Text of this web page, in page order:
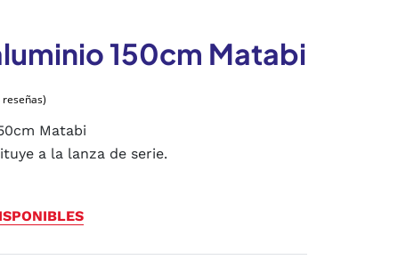
150cm Matabi
4.8/5 (4 reseñas)
Matabi
a la lanza de serie.